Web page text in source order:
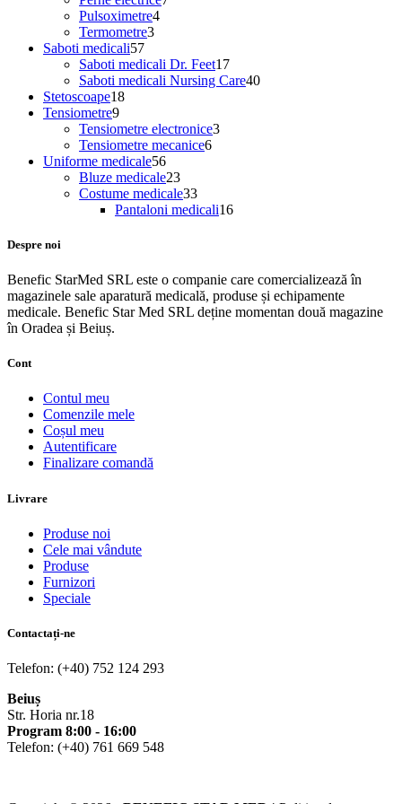
Pulsoximetre44
Termometre33
Saboti medicali5757
de
produse
Saboti medicali Dr. Feet1717
produse
Saboti medicali Nursing Care4040
Stetoscoape1818
Tensiometre99
produse
Tensiometre electronice33
Tensiometre mecanice66
Uniforme medicale5656
de
produse
Bluze medicale2323
de
produse
Costume medicale3333
de
Pantaloni medicali1616
Despre noi
Benefic StarMed SRL este o companie care comercializează în
magazinele sale aparatură medicală, produse și echipamente
medicale. Benefic Star Med SRL deține momentan două magazine
în Oradea și Beiuș.
Cont
Contul meu
Comenzile mele
Coșul meu
Autentificare
Finalizare comandă
Livrare
Produse noi
Cele mai vândute
Produse
Furnizori
Speciale
Contactați-ne
Telefon: (+40) 752 124 293
Beiuș
Str. Horia nr.18
Program 8:00 - 16:00
Telefon: (+40) 761 669 548